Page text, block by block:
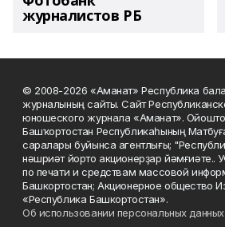
журналистов РБ
© 2008-2026 «Аманат» Республика
журналының сайты. Сайт
юношеского журнала «Аманат».
Башҡортостан Республикаһының
саралары буйынса агентлығы;
нәшриәт йорто акционерҙар йәмғиәте..
по печати и средствам массовой
Башкортостан; Акционерное общество
«Республика Башкортостан».
Об использовании персональных данных